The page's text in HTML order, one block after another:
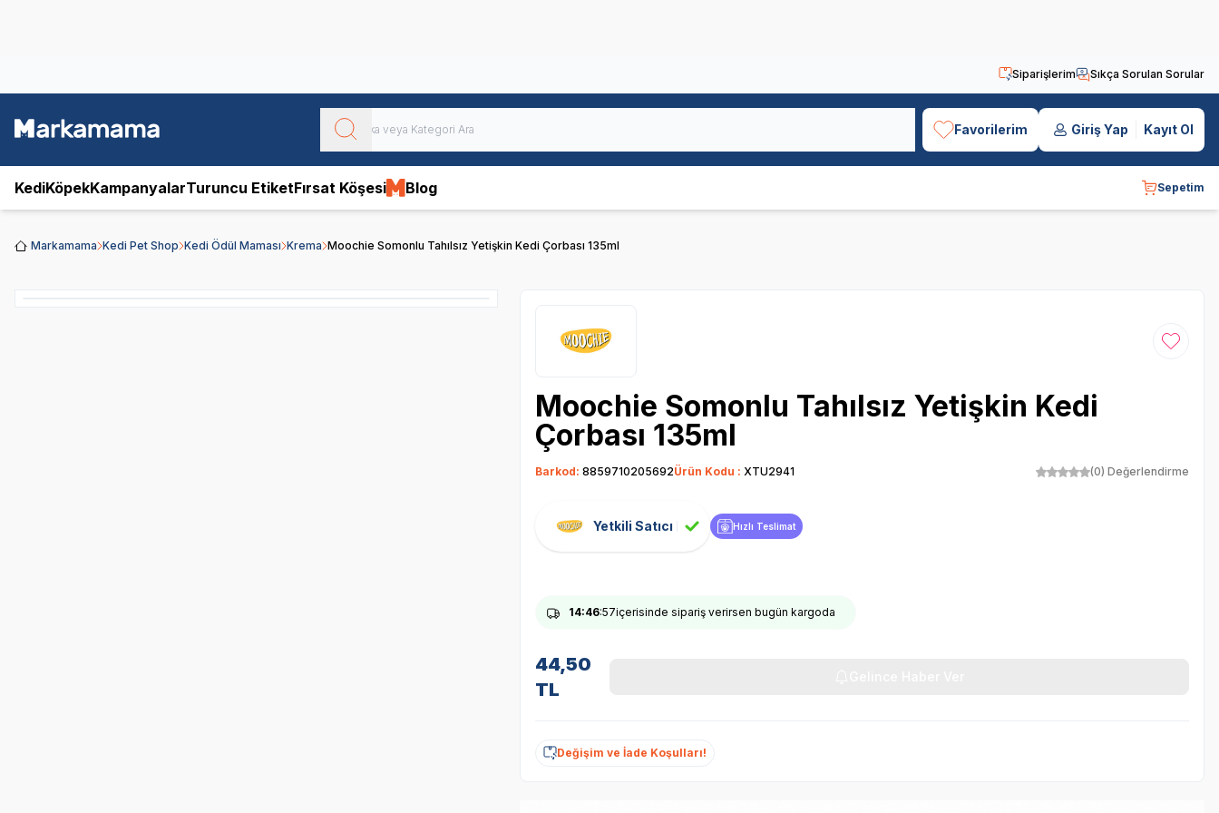
Siparişlerim Sıkça Sorulan Sorular
Favorilerim Giriş Yap Kayıt Ol
KediKöpekKampanyalarTuruncu EtiketFırsat Köşesi Blog Sepetim
Markamama Kedi Pet Shop Kedi Ödül Maması Krema Moochie Somonlu Tahılsız Yetişkin Kedi Çorbası 135ml
Favoriye
Moochie Somonlu Tahılsız Yetişkin Kedi
Çorbası 135ml
Barkod: 8859710205692Ürün Kodu : XTU2941 (0) Değerlendirme
Yetkili Satıcı Hızlı Teslimat
14:46:56içerisinde sipariş verirsen bugün kargoda
44,50
TL
Değişim ve İade Koşulları!